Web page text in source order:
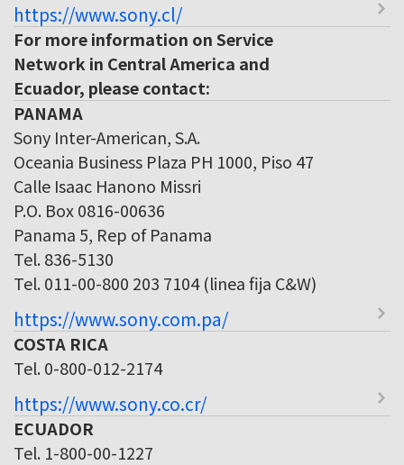
https://www.sony.cl/
For more information on Service
Network in Central America and
Ecuador, please contact:
PANAMA
Sony Inter-American, S.A.
Oceania Business Plaza PH 1000, Piso 47
Calle Isaac Hanono Missri
P.O. Box 0816-00636
Panama 5, Rep of Panama
Tel. 836-5130
Tel. 011-00-800 203 7104 (linea fija C&W)
https://www.sony.com.pa/
COSTA RICA
Tel. 0-800-012-2174
https://www.sony.co.cr/
ECUADOR
Tel. 1-800-00-1227